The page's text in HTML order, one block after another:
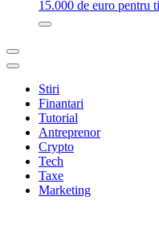
15.000 de euro pentru
Stiri
Finantari
Tutorial
Antreprenor
Crypto
Tech
Taxe
Marketing